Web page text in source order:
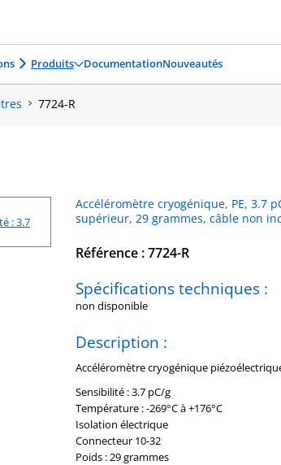
Produits DocumentationNouveautés
7724-R
Accéléromètre cryogénique, PE, 3.7
supérieur, 29 grammes, câble non
Référence : 7724-R
Spécifications techniques :
non disponible
Description :
Accéléromètre cryogénique
Sensibilité : 3.7 pC/g
Température : -269°C à +176°C
Isolation électrique
Connecteur 10-32
Poids : 29 grammes